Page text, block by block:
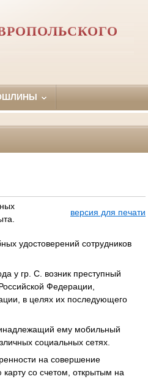
версия для печати
удостоверений сотрудников
у гр. С. возник преступный
Федерации,
в целях их последующего
ему мобильный
социальных сетях.
на совершение
со счетом, открытым на